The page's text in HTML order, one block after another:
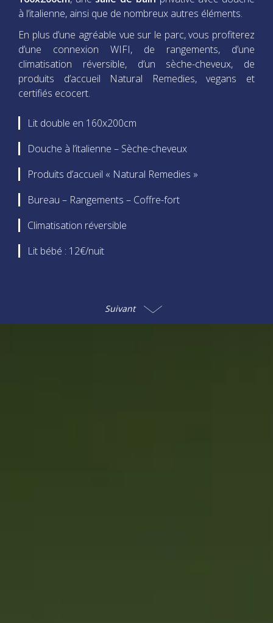
à l’italienne, ainsi que de nombreux autres éléments.
En plus d’une agréable vue sur le parc, vous profiterez
d’une connexion WIFI, de rangements, d’une
climatisation réversible, d’un sèche-cheveux, de
produits d’accueil Natural Remedies, vegans et
certifiés ecocert.
Lit double en 160x200cm
Douche à l’italienne – Sèche-cheveux
Produits d’accueil « Natural Remedies »
Bureau – Rangements – Coffre-fort
Climatisation réversible
Lit bébé : 12€/nuit
Suivant